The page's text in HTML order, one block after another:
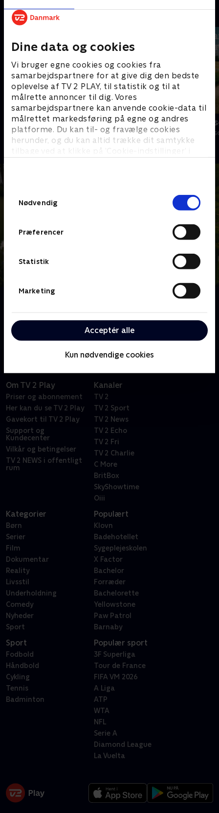
Dine data og cookies
Vi bruger egne cookies og cookies fra
samarbejdspartnere for at give dig den bedste
oplevelse af TV 2 PLAY, til statistik og til at
målrette annoncer til dig. Vores
samarbejdspartnere kan anvende cookie-data til
målrettet markedsføring på egne og andres
platforme. Du kan til- og fravælge cookies
herunder, og du kan altid trække dit samtykke
tilbage ved at klikke på ’Cookie-indstillinger’ i
Nødvendig
Præferencer
Statistik
Marketing
Acceptér alle
Kun nødvendige cookies
Andre så også
Nybyggerne
Reality • 3 sæsoner
Landmand
Reality • 13
skabe deres drøm af et fristed. Efter otte intense
uger og masser af arbejde kåres vinderne.
Om TV 2 Play
Priser og abonnement
Her kan du se TV 2 Play
Gavekort til TV 2 Play
Support og
Kundecenter
Vilkår og betingelser
TV 2 NEWS i offentligt
rum
Kanaler
TV 2
TV 2 Sport
TV 2 News
TV 2 Echo
TV 2 Fri
TV 2 Charlie
C More
BritBox
SkyShowtime
Oiii
Kategorier
Børn
Serier
Film
Dokumentar
Reality
Livsstil
Underholdning
Comedy
Nyheder
Sport
Populært
Klovn
Badehotellet
Sygeplejeskolen
X Factor
Bachelor
Forræder
Bachelorette
Yellowstone
Paw Patrol
Barnaby
Sport
Fodbold
Håndbold
Cykling
Tennis
Badminton
Populær sport
3F Superliga
Tour de France
FIFA VM 2026
A Liga
ATP
WTA
NFL
Serie A
Diamond League
La Vuelta